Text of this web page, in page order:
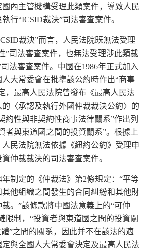
內主管機構受理此類案件，導致人民
行“ICSID裁決”司法審查案件。
裁決”而言，人民法院既無法受理
”司法審查案件，也無法受理涉此類裁
法審查案件。中國在1986年正式加入
人大常委會在批準該公約時作出“商事
，最高人民法院曾發布《最高人民法
〈承認及執行外國仲裁裁決公約〉的
約性與非契約性商事法律關系”作出列
者與東道國之間的投資關系”。根據上
民法院無法依據《紐約公約》受理申
仲裁裁決的司法審查案件。
年制定的《仲裁法》第2條規定：“平等
他組織之間發生的合同糾紛和其他財
。”該條款將中國法意義上的“可仲
限制，“投資者與東道國之間的投資關
”之間的關系，因此并不在該法的適
與全國人大常委會決定及最高人民法